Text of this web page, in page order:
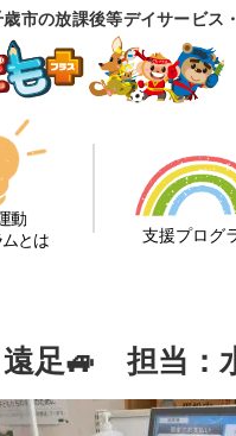
歳市の放課後等デイサービ
動
とは
支援プログ
足🚙 担当：